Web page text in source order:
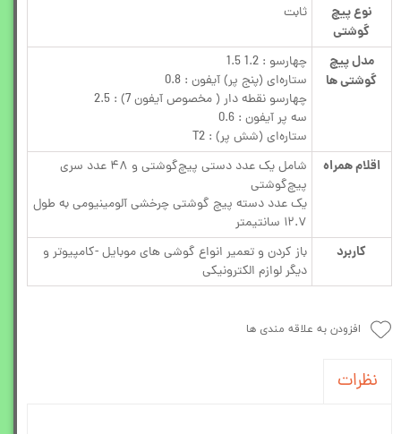
نوع پیچ
گوشتی
ثابت
مدل پیچ
گوشتی ها
چهارسو : 1.2 1.5
ستاره‌ای (پنج پر) آیفون : 0.8
چهارسو نقطه دار ( مخصوص آیفون 7) : 2.5
سه پر آیفون : 0.6
ستاره‌ای (شش پر) : T2
اقلام همراه
شامل یک عدد دستی‌ پیچ‌گوشتی و ۴۸ عدد سری
پیچ‌گوشتی
یک عدد دسته پیچ گوشتی چرخشی آلومینیومی به طول
۱۲.۷ سانتیمتر
کاربرد
باز کردن و تعمیر انواع گوشی های موبایل -کامپیوتر و
دیگر لوازم الکترونیکی
افزودن به علاقه مندی ها
نظرات